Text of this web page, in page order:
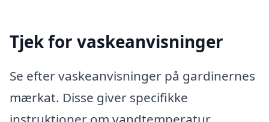
Tjek for vaskeanvisninger
Se efter vaskeanvisninger på gardinernes
mærkat. Disse giver specifikke